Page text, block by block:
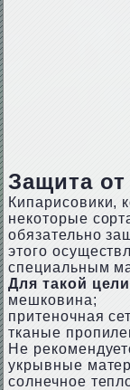
Защита
Кипарисовики,
некоторые
обязательно
этого
специальным
Для такой
мешковина;
притеночная
тканые
Не
укрывные
солнечное